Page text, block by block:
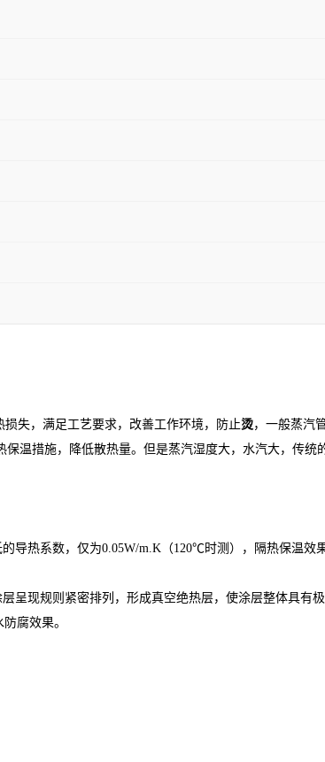
失，满足工艺要求，改善工作环境，防止烫，一般蒸汽
温措施，降低散热量。但是蒸汽湿度大，水汽大，传统
导热系数，仅为0.05W/m.K（120℃时测），隔热保温效
呈现规则紧密排列，形成真空绝热层，使涂层整体具有
腐效果。